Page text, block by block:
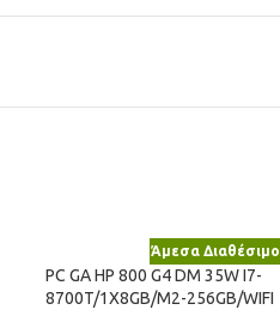
Άμεσα Διαθέσιμο
PC GA HP 800 G4 DM 35W I7-
8700T/1X8GB/M2-256GB/WIFI